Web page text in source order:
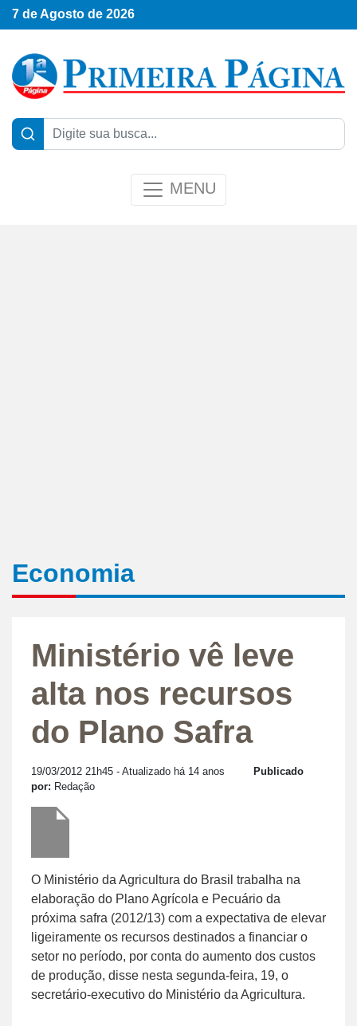
7 de Agosto de 2026
MENU
Economia
Ministério vê leve
alta nos recursos
do Plano Safra
19/03/2012 21h45 - Atualizado há 14 anos
Publicado
por: Redação
O Ministério da Agricultura do Brasil trabalha na
elaboração do Plano Agrícola e Pecuário da
próxima safra (2012/13) com a expectativa de elevar
ligeiramente os recursos destinados a financiar o
setor no período, por conta do aumento dos custos
de produção, disse nesta segunda-feira, 19, o
secretário-executivo do Ministério da Agricultura.